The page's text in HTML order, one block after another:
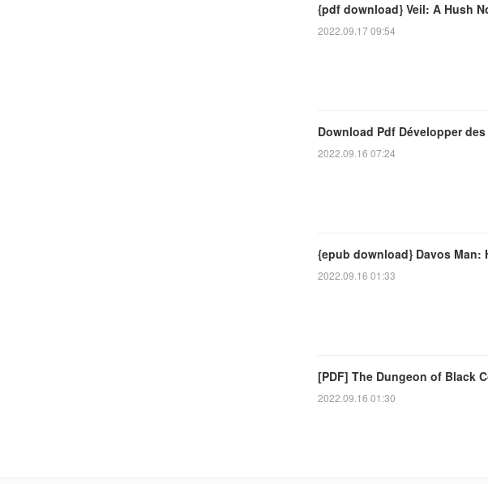
{pdf download} Veil: A Hush
2022.09.17 09:54
Download Pdf Développer
2022.09.16 07:24
{epub download} Davos Man:
2022.09.16 01:33
[PDF] The Dungeon of Black
2022.09.16 01:30